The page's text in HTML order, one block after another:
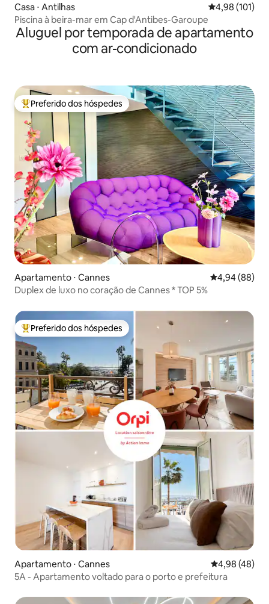
Casa ⋅ Antilhas 4,98 de uma
4,98 (101)
Piscina à beira-mar em Cap d'Antibes-Garoupe
Aluguel por temporada de apartamento
com ar-condicionado
Entre os melhores preferidos dos hóspedes
Preferido dos hóspedes
Apartamento ⋅ Cannes 4,94 de uma
4,94 (88)
Duplex de luxo no coração de Cannes * TOP 5%
Entre os melhores preferidos dos hóspedes
Preferido dos hóspedes
Apartamento ⋅ Cannes 4,98 de uma
4,98 (48)
5A - Apartamento voltado para o porto e prefeitura